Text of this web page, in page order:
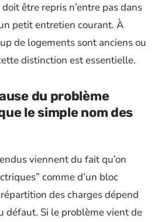
être repris n’entre pas dans
petit entretien courant. À
de logements sont anciens ou
distinction est essentielle.
du problème
le simple nom des
viennent du fait qu’on
comme d’un bloc
des charges dépend
défaut. Si le problème vient de